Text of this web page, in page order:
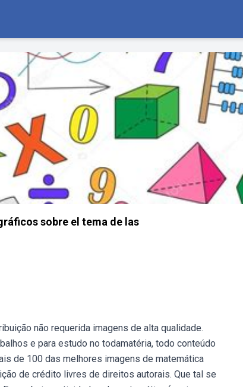
sobre el tema de las
não requerida imagens de alta qualidade.
e para estudo no todamatéria, todo conteúdo
de 100 das melhores imagens de matemática
de crédito livres de direitos autorais. Que tal se